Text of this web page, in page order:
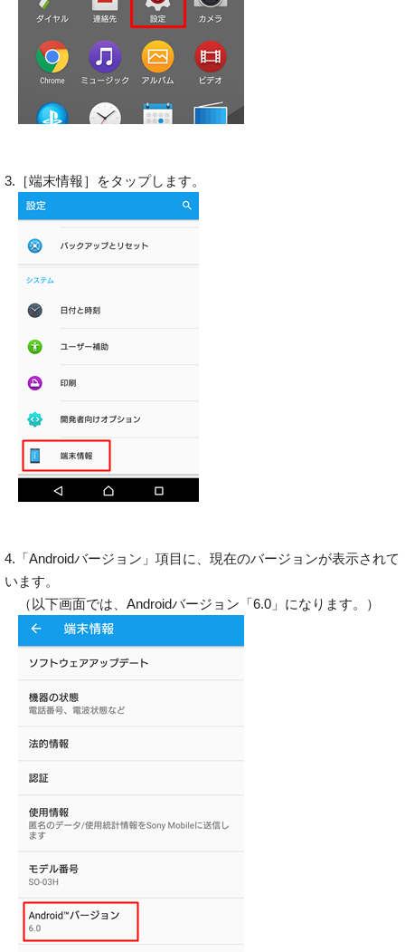
3.［端末情報］をタップします。
4.「Androidバージョン」項目に、現在のバージョンが表示されて
います。
（以下画面では、Androidバージョン「6.0」になります。）